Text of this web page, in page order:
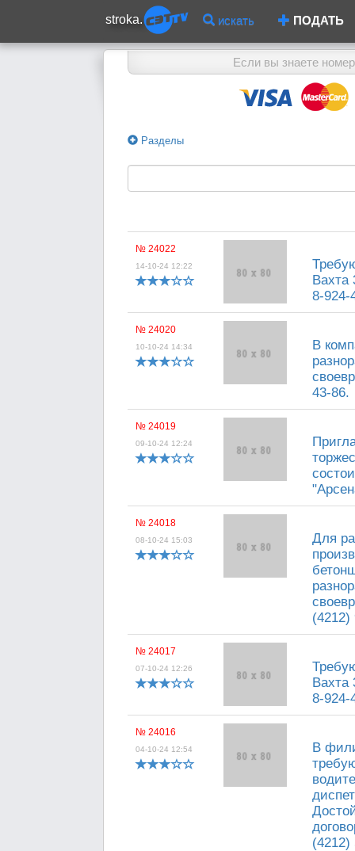
stroka. искать ПОДАТЬ
Если вы знаете
Разделы
№ 24022
14-10-24 12:22
Вахта
8-924-
№ 24020
10-10-24 14:34
В
43-86.
№ 24019
09-10-24 12:24
№ 24018
08-10-24 15:03
Для
(4212)
№ 24017
07-10-24 12:26
Вахта
8-924-
№ 24016
04-10-24 12:54
В
(4212)